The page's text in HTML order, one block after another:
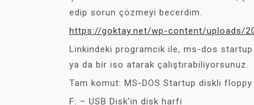
edip sorun çözmeyi becerdim.
https://goktay.net/wp-content/uploads/
Linkindeki programcik ile, ms-dos
ya da bir iso atarak çalıştırabiliyorsunuz.
Tam komut: MS-DOS Startup diskli floppy
F: – USB Disk’in disk harfi